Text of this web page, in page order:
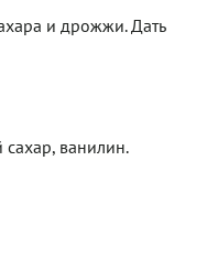
и дрожжи. Дать
сахар, ванилин.